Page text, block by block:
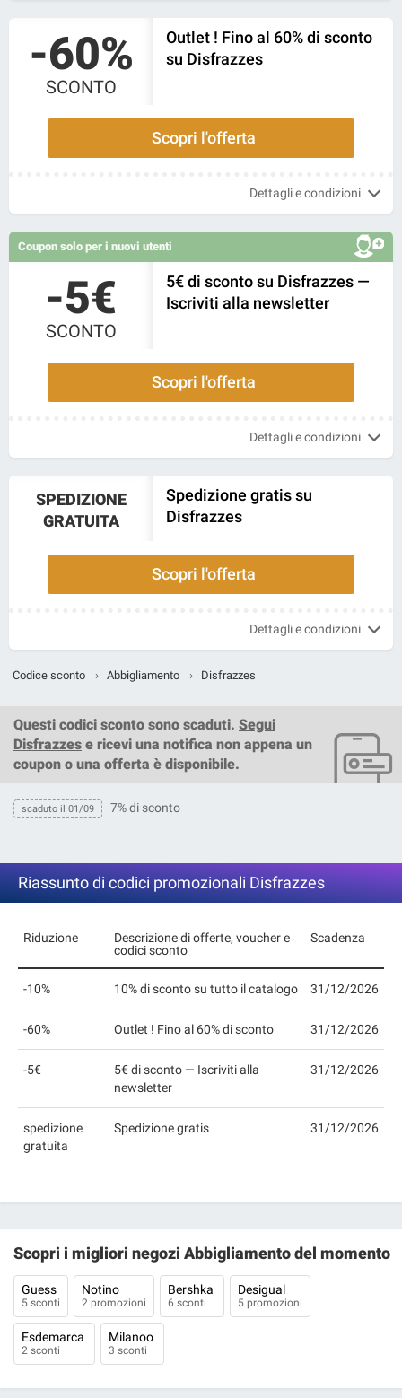
-60%
SCONTO
Outlet ! Fino al 60% di sconto
su Disfrazzes
Scopri l'offerta
Dettagli e condizioni
Coupon solo per i nuovi utenti
-5€
SCONTO
5€ di sconto su Disfrazzes —
Iscriviti alla newsletter
Scopri l'offerta
Dettagli e condizioni
SPEDIZIONE
GRATUITA
Spedizione gratis su
Disfrazzes
Scopri l'offerta
Dettagli e condizioni
Codice sconto › Abbigliamento › Disfrazzes
Questi codici sconto sono scaduti. Segui
Disfrazzes e ricevi una notifica non appena un
coupon o una offerta è disponibile.
scaduto il 01/09 7% di sconto
Riassunto di codici promozionali Disfrazzes
Riduzione
Descrizione di offerte, voucher e
codici sconto
Scadenza
-10% 10% di sconto su tutto il catalogo 31/12/2026
-60% Outlet ! Fino al 60% di sconto 31/12/2026
-5€
5€ di sconto — Iscriviti alla
newsletter
31/12/2026
spedizione
gratuita
Spedizione gratis 31/12/2026
Scopri i migliori negozi Abbigliamentodel momento
Guess
5 sconti
Notino
2 promozioni
Bershka
6 sconti
Desigual
5 promozioni
Esdemarca
2 sconti
Milanoo
3 sconti